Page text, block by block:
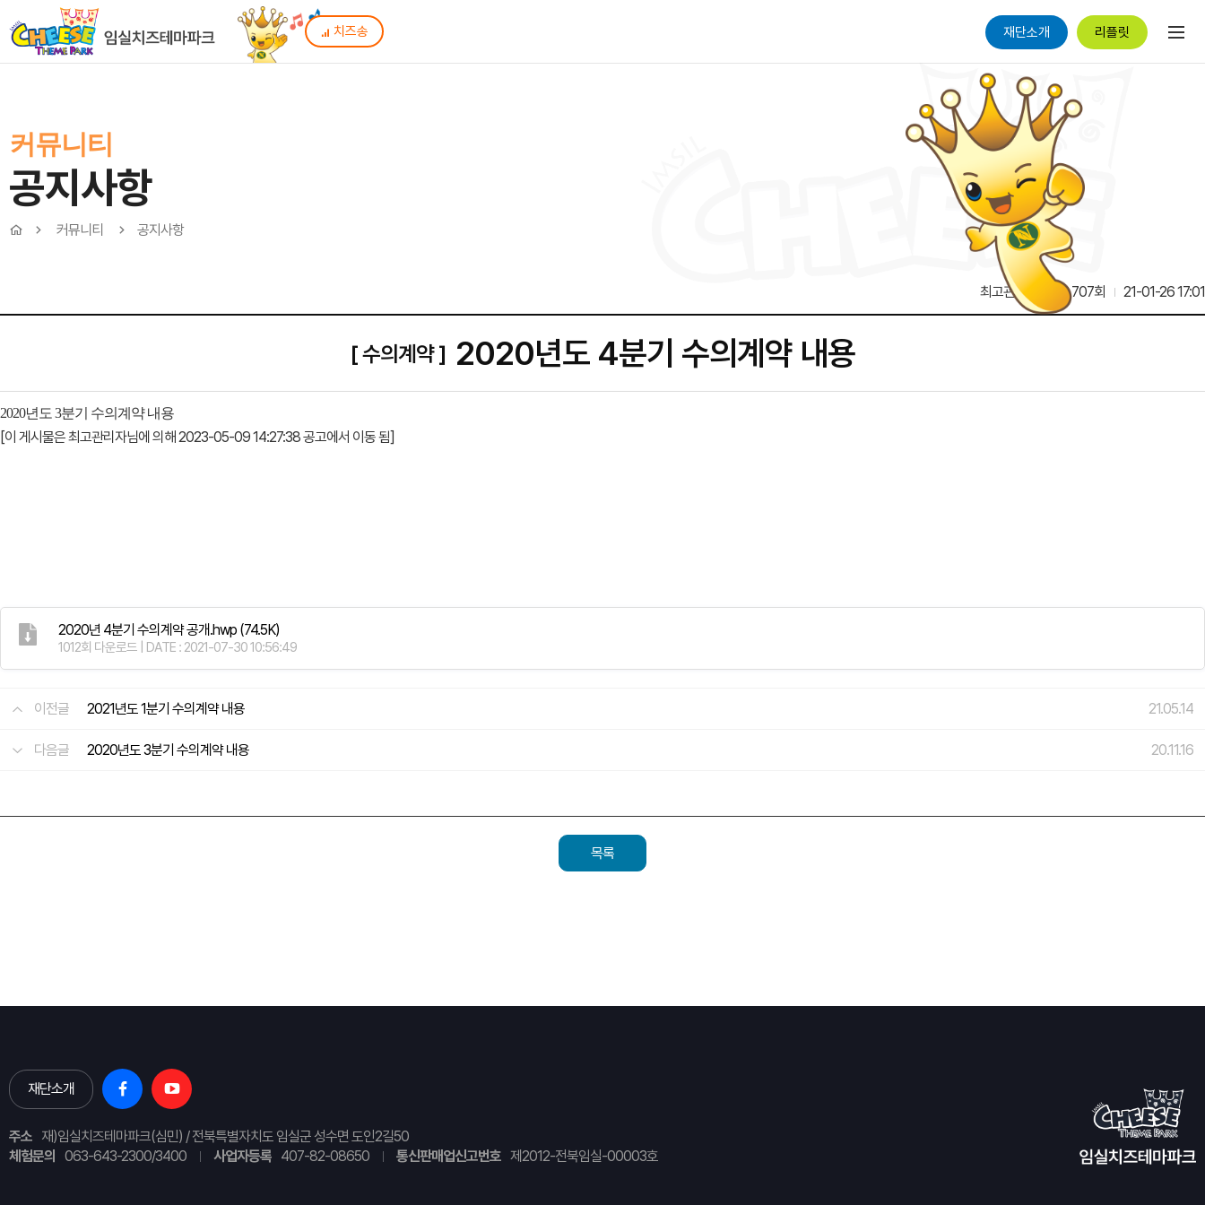
치즈송 재단소개 리플릿
커뮤니티
공지사항
커뮤니티 공지사항
최고관리자 13,707회 21-01-26 17:01
[ 수의계약 ] 2020년도 4분기 수의계약 내용
2020년도 3분기 수의계약 내용
[이 게시물은 최고관리자님에 의해 2023-05-09 14:27:38 공고에서 이동 됨]
2020년 4분기 수의계약 공개.hwp (74.5K)
1012회 다운로드 | DATE : 2021-07-30 10:56:49
이전글 2021년도 1분기 수의계약 내용 21.05.14
다음글 2020년도 3분기 수의계약 내용 20.11.16
목록
재단소개
주소 재)임실치즈테마파크(심민) / 전북특별자치도 임실군 성수면 도인2길50
체험문의
063-643-2300/3400 사업자등록 407-82-08650 통신판매업신고번호 제2012-전북임실-00003호